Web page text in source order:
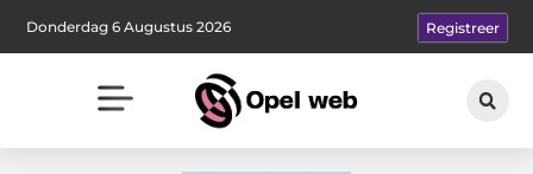
Donderdag 6 Augustus 2026 Registreer